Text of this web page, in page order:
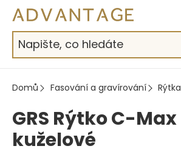
Přejít
obsah
Domů Fasování a gravírování Rýtka
GRS Rýtko C-Max
kuželové